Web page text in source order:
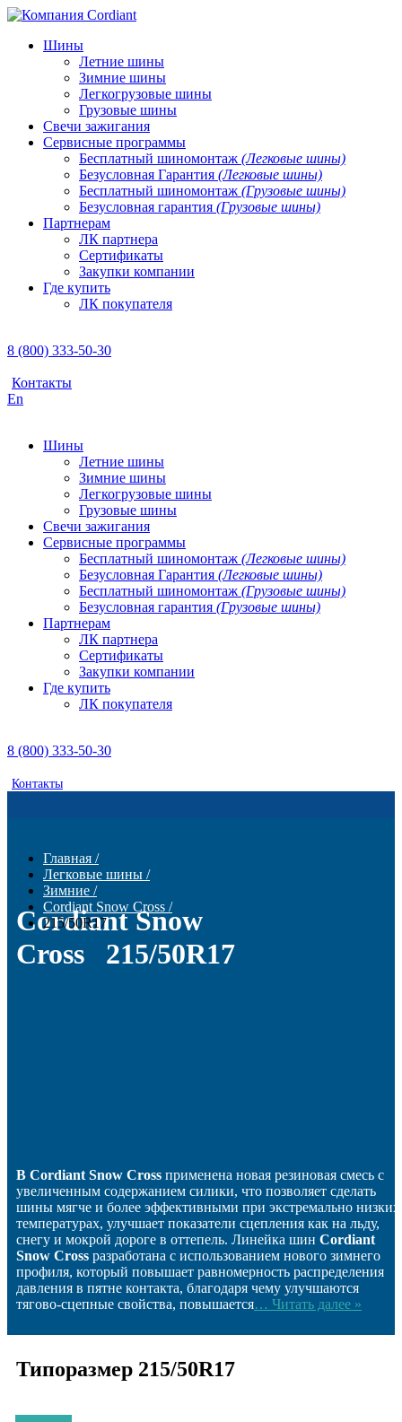
Шины
Летние шины
Зимние шины
Легкогрузовые шины
Грузовые шины
Свечи зажигания
Сервисные программы
Бесплатный шиномонтаж (Легковые шины)
Безусловная Гарантия (Легковые шины)
Бесплатный шиномонтаж (Грузовые шины)
Безусловная гарантия (Грузовые шины)
Партнерам
ЛК партнера
Сертификаты
Закупки компании
Где купить
ЛК покупателя
8 (800) 333-50-30
Контакты
En
Шины
Летние шины
Зимние шины
Легкогрузовые шины
Грузовые шины
Свечи зажигания
Сервисные программы
Бесплатный шиномонтаж (Легковые шины)
Безусловная Гарантия (Легковые шины)
Бесплатный шиномонтаж (Грузовые шины)
Безусловная гарантия (Грузовые шины)
Партнерам
ЛК партнера
Сертификаты
Закупки компании
Где купить
ЛК покупателя
8 (800) 333-50-30
Контакты
Главная /
Легковые шины /
Зимние /
Cordiant Snow Cross /
215/50R17
Cordiant Snow
Cross 215/50R17
В Cordiant Snow Cross применена новая резиновая смесь с
увеличенным содержанием силики, что позволяет сделать
шины мягче и более эффективными при экстремально низких
температурах, улучшает показатели сцепления как на льду,
снегу и мокрой дороге в оттепель. Линейка шин Cordiant
Snow Cross разработана с использованием нового зимнего
профиля, который повышает равномерность распределения
давления в пятне контакта, благодаря чему улучшаются
тягово-сцепные свойства, повышается… Читать далее »
Типоразмер 215/50R17